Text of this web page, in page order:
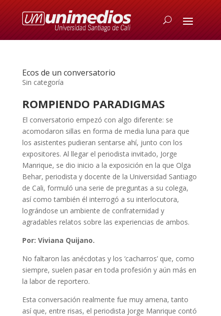
Ecos de un conversatorio
Sin categoría
ROMPIENDO PARADIGMAS
El conversatorio empezó con algo diferente: se
acomodaron sillas en forma de media luna para que
los asistentes pudieran sentarse ahí, junto con los
expositores. Al llegar el periodista invitado, Jorge
Manrique, se dio inicio a la exposición en la que Olga
Behar, periodista y docente de la Universidad Santiago
de Cali, formuló una serie de preguntas a su colega,
así como también él interrogó a su interlocutora,
lográndose un ambiente de confraternidad y
agradables relatos sobre las experiencias de ambos.
Por: Viviana Quijano.
No faltaron las anécdotas y los ‘cacharros’ que, como
siempre, suelen pasar en toda profesión y aún más en
la labor de reportero.
Esta conversación realmente fue muy amena, tanto
así que, entre risas, el periodista Jorge Manrique contó